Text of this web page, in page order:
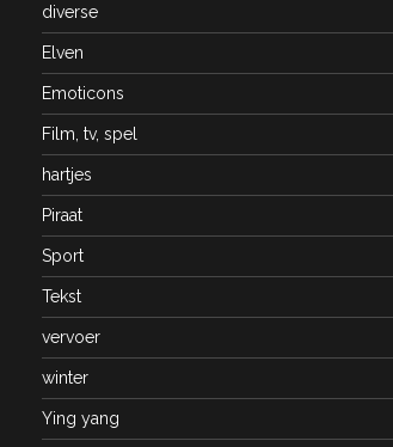
diverse
Elven
Emoticons
Film, tv, spel
hartjes
Piraat
Sport
Tekst
vervoer
winter
Ying yang